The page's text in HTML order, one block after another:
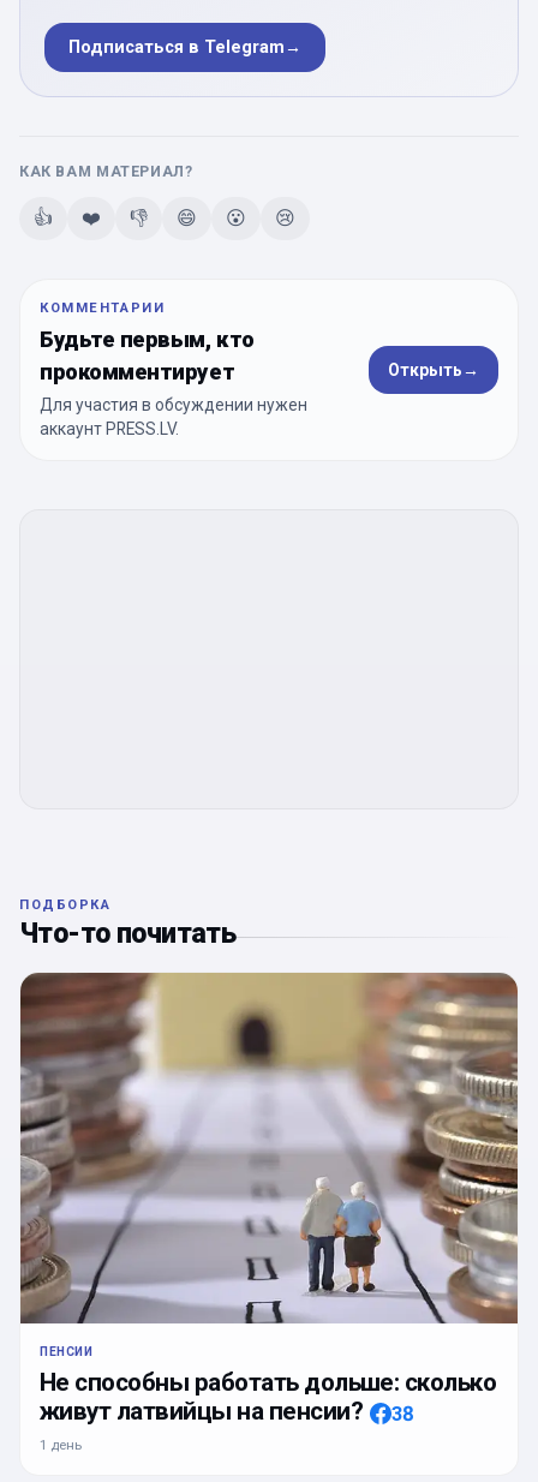
Подписаться в Telegram→
КАК ВАМ МАТЕРИАЛ?
👍 ❤️ 👎 😄 😮 😢
КОММЕНТАРИИ
Будьте первым, кто
прокомментирует
Для участия в обсуждении нужен
аккаунт PRESS.LV.
Открыть→
ПОДБОРКА
Что-то почитать
ПЕНСИИ
Не способны работать дольше: сколько
живут латвийцы на пенсии?
38
1 день